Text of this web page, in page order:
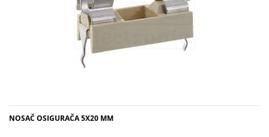
NOSAČ OSIGURAČA 5X20 MM